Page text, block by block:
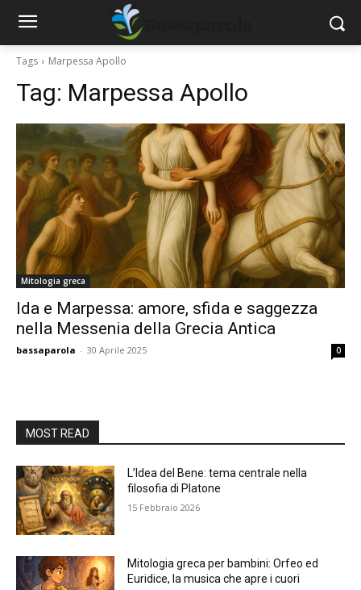
Tags Marpessa Apollo
Tag: Marpessa Apollo
Mitologia greca
Ida e Marpessa: amore, sfida e saggezza
nella Messenia della Grecia Antica
bassaparola - 30 Aprile 2025 0
MOST READ
L’Idea del Bene: tema centrale nella
filosofia di Platone
15 Febbraio 2026
Mitologia greca per bambini: Orfeo ed
Euridice, la musica che apre i cuori